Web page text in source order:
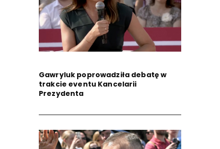
Gawryluk poprowadziła debatę w
trakcie eventu Kancelarii
Prezydenta